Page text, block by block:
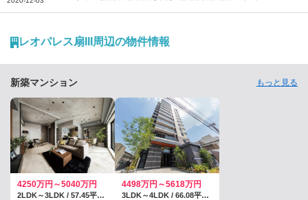
どっちもいい！という高瀬さんに、地元への愛をおすすめスポットを紹
介いただきながら、たっぷり語っていただきました。
レオパレス扇III周辺の物件情報
新築マンション もっと見る
4250万円～5040万円
2LDK～3LDK / 57.45平米～67.07平米
4498万円～5618万円
3LDK～4LDK / 66.08平米～80.76平米